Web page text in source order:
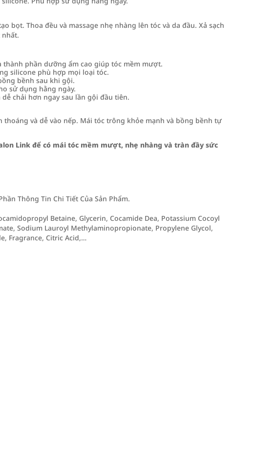
bọt. Thoa đều và massage nhẹ nhàng lên tóc và da đầu. Xả sạch
thành phần dưỡng ẩm cao giúp tóc mềm mượt.
silicone phù hợp mọi loại tóc.
bềnh sau khi gội.
sử dụng hằng ngày.
chải hơn ngay sau lần gội đầu tiên.
và dễ vào nếp. Mái tóc trông khỏe mạnh và bồng bềnh tự
Link để có mái tóc mềm mượt, nhẹ nhàng và tràn đầy sức
Thông Tin Chi Tiết Của Sản Phẩm.
Betaine, Glycerin, Cocamide Dea, Potassium Cocoyl
Sodium Lauroyl Methylaminopropionate, Propylene Glycol,
Fragrance, Citric Acid,…